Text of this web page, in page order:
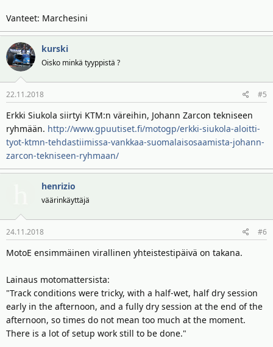
Vanteet: Marchesini
kurski
Oisko minkä tyyppistä ?
22.11.2018 #5
Erkki Siukola siirtyi KTM:n väreihin, Johann Zarcon tekniseen
ryhmään. http://www.gpuutiset.fi/motogp/erkki-siukola-aloitti-
tyot-ktmn-tehdastiimissa-vankkaa-suomalaisosaamista-johann-
zarcon-tekniseen-ryhmaan/
henrizio
väärinkäyttäjä
24.11.2018 #6
MotoE ensimmäinen virallinen yhteistestipäivä on takana.
Lainaus motomattersista:
"Track conditions were tricky, with a half-wet, half dry session
early in the afternoon, and a fully dry session at the end of the
afternoon, so times do not mean too much at the moment.
There is a lot of setup work still to be done."